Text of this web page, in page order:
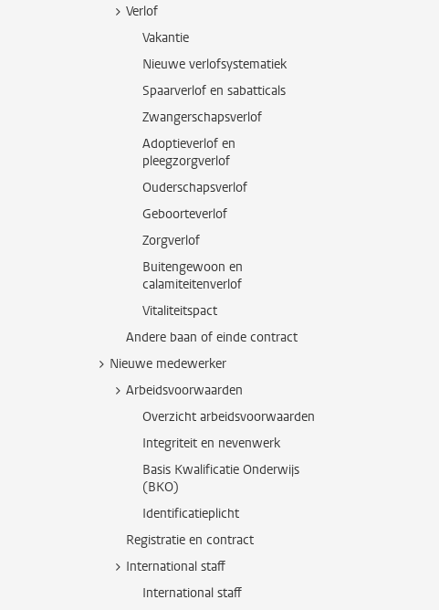
Verlof
Vakantie
Nieuwe verlofsystematiek
Spaarverlof en sabatticals
Zwangerschapsverlof
Adoptieverlof en
pleegzorgverlof
Ouderschapsverlof
Geboorteverlof
Zorgverlof
Buitengewoon en
calamiteitenverlof
Vitaliteitspact
Andere baan of einde contract
Nieuwe medewerker
Arbeidsvoorwaarden
Overzicht arbeidsvoorwaarden
Integriteit en nevenwerk
Basis Kwalificatie Onderwijs
(BKO)
Identificatieplicht
Registratie en contract
International staff
International staff